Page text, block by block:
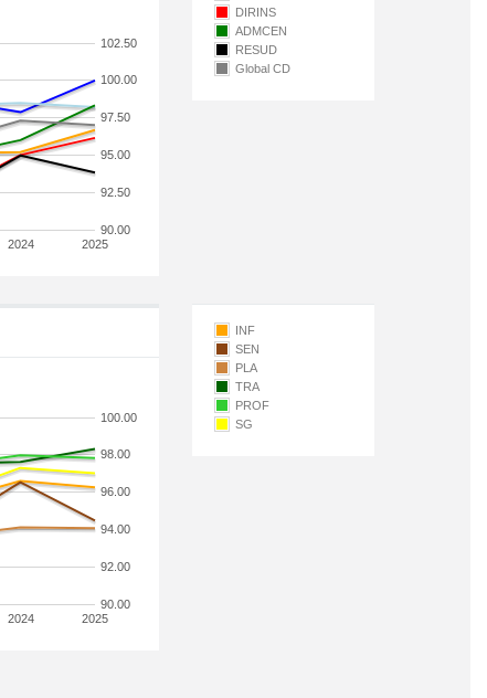
2024 2025
90.00
92.50
95.00
97.50
100.00
102.50
DIRINS
ADMCEN
RESUD
Global CD
2024 2025
90.00
92.00
94.00
96.00
98.00
100.00
INF
SEN
PLA
TRA
PROF
SG